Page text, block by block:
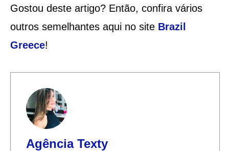
Gostou deste artigo? Então, confira vários
outros semelhantes aqui no site Brazil
Greece!
Agência Texty